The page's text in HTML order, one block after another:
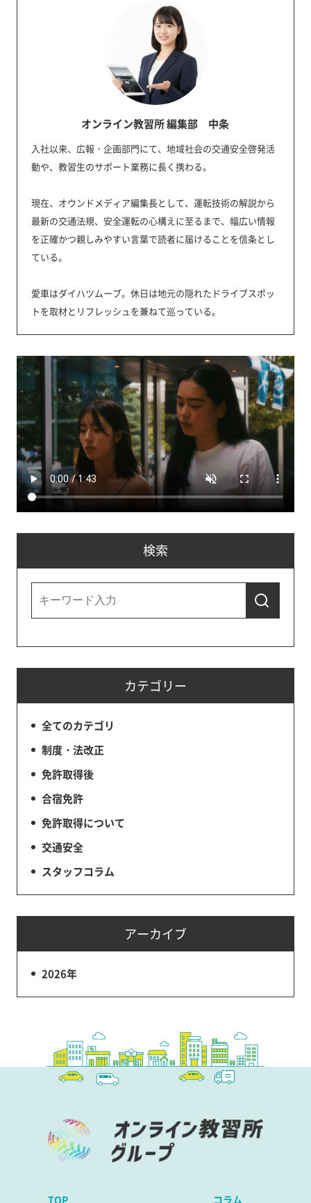
オンライン教習所 編集部 中条
入社以来、広報・企画部門にて、地域社会の交通安全啓発活
動や、教習生のサポート業務に長く携わる。
現在、オウンドメディア編集長として、運転技術の解説から
最新の交通法規、安全運転の心構えに至るまで、幅広い情報
を正確かつ親しみやすい言葉で読者に届けることを信条とし
ている。
愛車はダイハツムーブ。休日は地元の隠れたドライブスポッ
トを取材とリフレッシュを兼ねて巡っている。
検索
カテゴリー
全てのカテゴリ
制度・法改正
免許取得後
合宿免許
免許取得について
交通安全
スタッフコラム
アーカイブ
2026年
TOP コラム